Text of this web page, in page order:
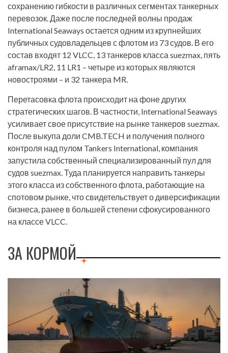
сохранению гибкости в различных сегментах танкерных
перевозок. Даже после последней волны продаж
International Seaways остается одним из крупнейших
публичных судовладельцев с флотом из 73 судов. В его
состав входят 12 VLCC, 13 танкеров класса suezmax, пять
aframax/LR2, 11 LR1 – четыре из которых являются
новостроями – и 32 танкера MR.
Перетасовка флота происходит на фоне других
стратегических шагов. В частности, International Seaways
усиливает свое присутствие на рынке танкеров suezmax.
После выкупа доли CMB.TECH и получения полного
контроля над пулом Tankers International, компания
запустила собственный специализированный пул для
судов suezmax. Туда планируется направить танкеры
этого класса из собственного флота, работающие на
спотовом рынке, что свидетельствует о диверсификации
бизнеса, ранее в большей степени сфокусированного
на классе VLCC.
ЗА КОРМОЙ